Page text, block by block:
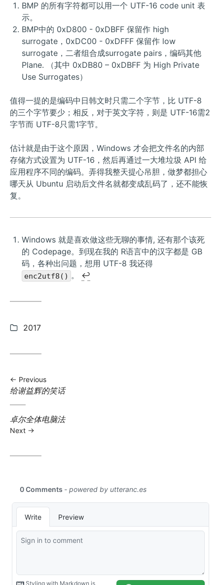
BMP 的所有字符都可以用一个 UTF-16 code unit 表
示。
BMP中的 0xD800 - 0xDBFF 保留作 high
surrogate，0xDC00 - 0xDFFF 保留作 low
surrogate，二者组合成surrogate pairs，编码其他
Plane. （其中 0xDB80 – 0xDBFF 为 High Private
Use Surrogates）
值得一提的是编码中日韩文时只需二个字节，比 UTF-8
的三个字节要少；相反，对于英文字符，则是 UTF-16需2
字节而 UTF-8只需1字节。
估计就是由于这个原因，Windows 才会把文件名的内部
存储方式设置为 UTF-16，然后再通过一大堆垃圾 API 给
应用程序不同的编码。弄得我整天提心吊胆，做梦都担心
哪天从 Ubuntu 启动后文件名就都变成乱码了，还不能恢
复。
Windows 就是喜欢做这些无聊的事情, 还有那个该死
的 Codepage。到现在我的 R语言中的汉字都是 GB
码，各种出问题，想用 UTF-8 我还得
enc2utf8() 。 ↩︎
Categories:
2017
Previous
Previous
给谢益辉的笑话
Next
post:
卓尔全体电脑法
Next